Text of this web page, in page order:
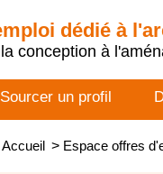
dédié à
conception à
Sourcer un profil
Accueil > Espace offres